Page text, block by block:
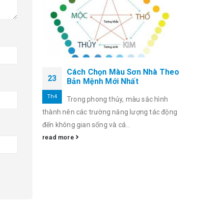
23
Th4
Cách Chọn Màu Sơn Nhà Theo
Bản Mệnh Mới Nhất
Trong phong thủy, màu sắc hình
thành nên các trường năng lượng tác động
đến không gian sống và cá...
read more